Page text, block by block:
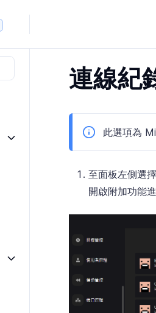
連線紀
此選項為
至面板左側選
開啟附加功能